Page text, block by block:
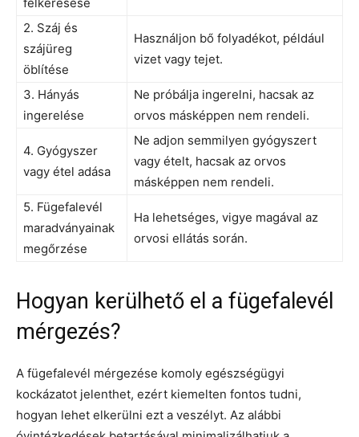
2. Száj és
szájüreg
öblítése
Használjon bő folyadékot, például
vizet vagy tejet.
3. Hányás
ingerelése
Ne próbálja ingerelni, hacsak az
orvos másképpen nem rendeli.
4. Gyógyszer
vagy étel adása
Ne adjon semmilyen gyógyszert
vagy ételt, hacsak az orvos
másképpen nem rendeli.
5. Fügefalevél
maradványainak
megőrzése
Ha lehetséges, vigye magával az
orvosi ellátás során.
Hogyan kerülhető el a fügefalevél
mérgezés?
A fügefalevél mérgezése komoly egészségügyi
kockázatot jelenthet, ezért kiemelten fontos tudni,
hogyan lehet elkerülni ezt a veszélyt. Az alábbi